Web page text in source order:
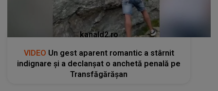
kanald2.ro
VIDEO Un gest aparent romantic a stârnit
indignare și a declanșat o anchetă penală pe
Transfăgărășan